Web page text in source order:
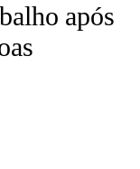
após